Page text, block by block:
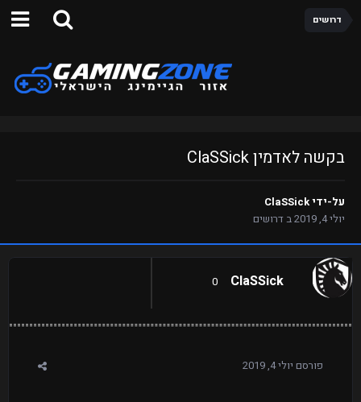
דרושים
בקשה לאדמין ClaSSick
על-ידיClaSSick
יולי 4, 2019
בדרושים
ClaSSick
0
פורסם יולי 4, 2019